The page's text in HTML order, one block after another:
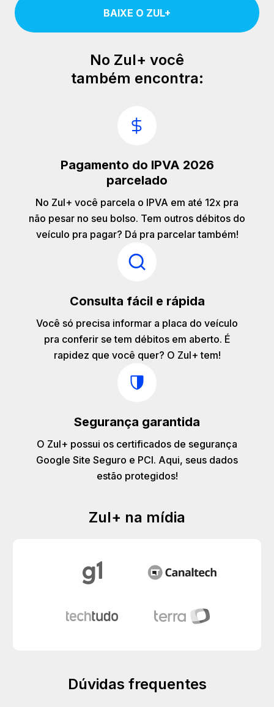
BAIXE O ZUL+
No Zul+ você
também encontra:
Pagamento do IPVA 2026
parcelado
No Zul+ você parcela o IPVA em até 12x pra
não pesar no seu bolso. Tem outros débitos do
veículo pra pagar? Dá pra parcelar também!
Consulta fácil e rápida
Você só precisa informar a placa do veículo
pra conferir se tem débitos em aberto. É
rapidez que você quer? O Zul+ tem!
Segurança garantida
O Zul+ possui os certificados de segurança
Google Site Seguro e PCI. Aqui, seus dados
estão protegidos!
Zul+ na mídia
Dúvidas frequentes